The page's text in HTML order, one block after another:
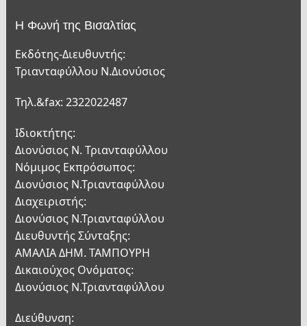
Η Φωνή της Βισαλτίας
Εκδότης-Διευθυντής:
Τριανταφύλλου Ν.Διονύσιος
Τηλ.&fax: 2322022487
Ιδιοκτήτης:
Διονύσιος Ν. Τριανταφύλλου
Νόμιμος Εκπρόσωπος:
Διονύσιος Ν.Τριανταφύλλου
Διαχειριστής:
Διονύσιος Ν.Τριανταφύλλου
Διευθυντής Σύνταξης:
ΑΜΑΛΙΑ ΔΗΜ. ΤΑΜΠΟΥΡΗ
Δικαιούχος Ονόματος:
Διονύσιος Ν.Τριανταφύλλου
Διεύθυνση: